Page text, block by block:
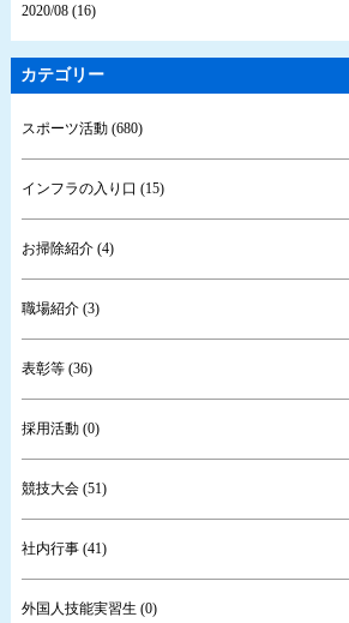
2020/08 (16)
カテゴリー
スポーツ活動 (680)
インフラの入り口 (15)
お掃除紹介 (4)
職場紹介 (3)
表彰等 (36)
採用活動 (0)
競技大会 (51)
社内行事 (41)
外国人技能実習生 (0)